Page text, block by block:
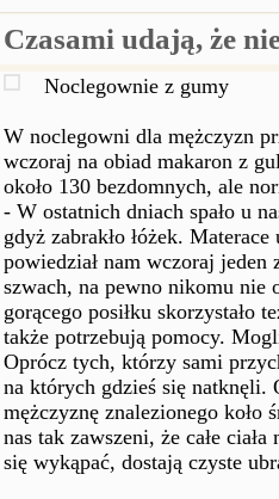
Czasami udają, że
Noclegownie z gumy
W noclegowni dla mężczyzn
wczoraj na obiad makaron z
około 130 bezdomnych, ale
- W ostatnich dniach spało u
gdyż zabrakło łóżek.
powiedział nam wczoraj
szwach, na pewno nikomu nie
gorącego posiłku skorzystało
także potrzebują pomocy.
Oprócz tych, którzy sami
na których gdzieś się
mężczyznę znalezionego koło
nas tak zawszeni, że całe
się wykąpać, dostają czyste